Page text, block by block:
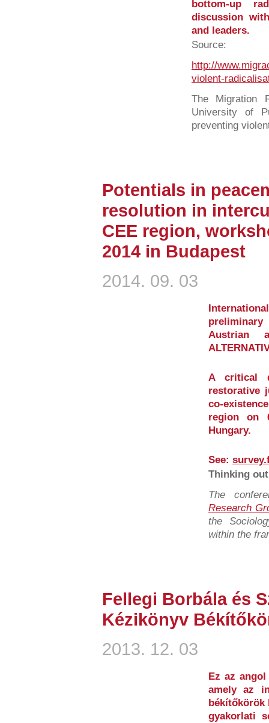
bottom-up
discussion
and leaders.
Source:
http://
violent-
The Migration
University of
preventing
Potentials in
resolution in
CEE region,
2014 in Budapest
2014. 09. 03
Austrian
A critical
restorative
co-
region on
Hungary.
See:
Thinking
The
Research
the
within the
Fellegi Borbála és
Kézikönyv
2013. 12. 03
Ez az
amely az
békítőkörök
gyakorlati